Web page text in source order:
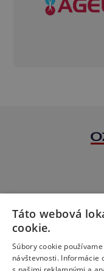
Táto webová
cookie.
Súbory cookie
návštevnosti. Informácie